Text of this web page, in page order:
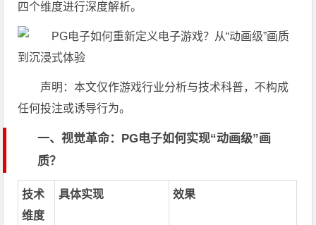
四个维度进行深度解析。
声明 ：本文仅作游戏行业分析与技术科普，不构成
任何投注或诱导行为。
一、视觉革命：PG电子如何实现“动画级”画
质？
技术
维度
具体实现 效果